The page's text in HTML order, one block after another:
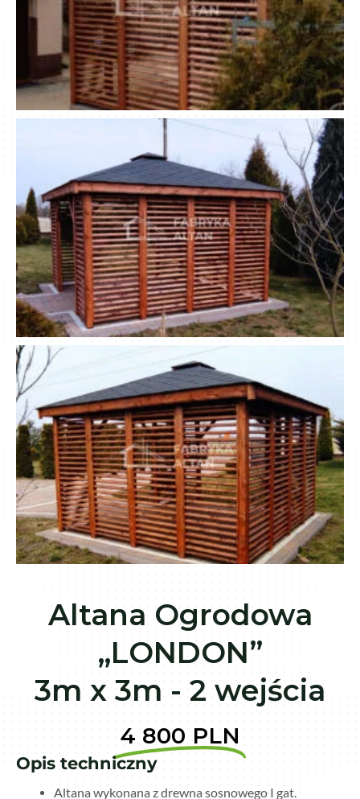
Altana Ogrodowa
„LONDON”
3m x 3m - 2 wejścia
4 800 PLN
Opis techniczny
Altana wykonana z drewna sosnowego I gat.